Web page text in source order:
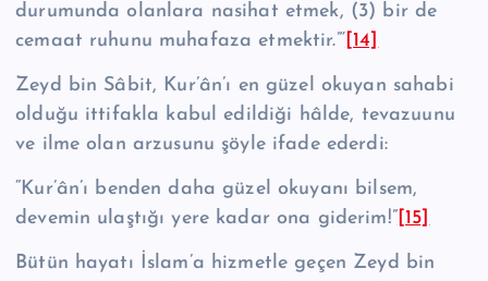
durumunda olanlara nasihat etmek, (3) bir de
cemaat ru­hunu muhafaza etmektir.”‘ [14]
Zeyd bin Sâbit, Kur’ân’ı en güzel okuyan sahabi
olduğu ittifakla kabul edildi­ği hâlde, tevazuunu
ve ilme olan arzusunu şöyle ifade ederdi:
“Kur’ân’ı benden daha güzel okuyanı bilsem,
devemin ulaştığı yere kadar ona giderim!” [15]
Bütün hayatı İslam’a hizmetle geçen Zeyd bin